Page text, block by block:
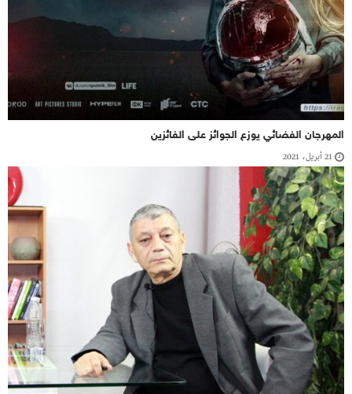
المهرجان الفضائي يوزع الجوائز على الفائزين
21 أبريل، 2021